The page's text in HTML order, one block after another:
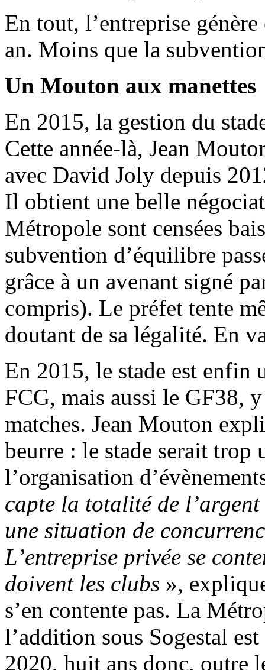
En tout, l’entreprise
an. Moins que la
Un Mouton aux manettes
En 2015, la gestion du
Cette année-là, Jean
avec David Joly depuis
Il obtient une belle
Métropole sont censées
subvention d’équilibre
grâce à un avenant signé
compris). Le préfet tente
doutant de sa légalité. En
En 2015, le stade est
FCG, mais aussi le GF38,
matches. Jean Mouton
beurre : le stade serait
l’organisation
capte la totalité de
une situation de
L’entreprise privée se
doivent les clubs »,
s’en contente pas. La
l’addition sous Sogestal
2020, huit ans donc, outre